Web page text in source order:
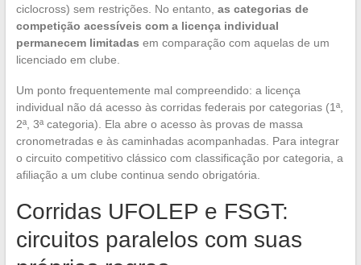
ciclocross) sem restrições. No entanto, as categorias de
competição acessíveis com a licença individual
permanecem limitadas em comparação com aquelas de um
licenciado em clube.
Um ponto frequentemente mal compreendido: a licença
individual não dá acesso às corridas federais por categorias (1ª,
2ª, 3ª categoria). Ela abre o acesso às provas de massa
cronometradas e às caminhadas acompanhadas. Para integrar
o circuito competitivo clássico com classificação por categoria, a
afiliação a um clube continua sendo obrigatória.
Corridas UFOLEP e FSGT:
circuitos paralelos com suas